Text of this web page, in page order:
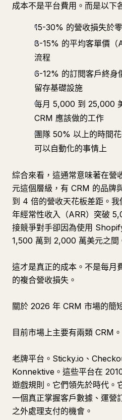
成本不是平台費用。而是以下
15-30% 的營收損失於
8-15% 的平均客單價（
流程
6-12% 的訂閱客戶終身
留存基礎設施
每月 5,000 到 25,000
CRM 應該做的工作
團隊 50% 以上的時間
可以自動化的事情上
綜合來看，這通常意味著在
元這個層級，有 CRM 的品牌
到 4 倍的營收天花板差距。
年經常性收入（ARR）突破
接競爭對手卻因為使用
1,500 萬到 2,000 萬美元之間
這才是真正的成本。不是每月
的複合營收損失。
關於 2026 年 CRM 市場的簡
目前市場上主要有兩類 CRM。
老牌平台。Sticky.io、
Konnektive。這些平台在
遊戲規則。它們領先於時代。
一個真正掌握客戶數據、運營
之外處理支付的機會。